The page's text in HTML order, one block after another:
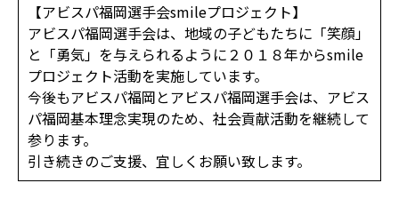
【アビスパ福岡選手会smileプロジェクト】
アビスパ福岡選手会は、地域の子どもたちに「笑顔」
と「勇気」を与えられるように２０１８年からsmile
プロジェクト活動を実施しています。
今後もアビスパ福岡とアビスパ福岡選手会は、アビス
パ福岡基本理念実現のため、社会貢献活動を継続して
参ります。
引き続きのご支援、宜しくお願い致します。